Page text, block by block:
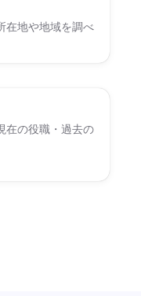
在地や地域を調べ
在の役職・過去の